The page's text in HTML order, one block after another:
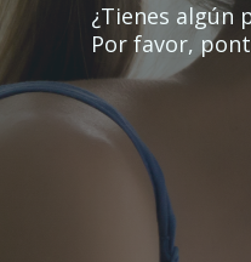
¿Tienes algún
Por favor,